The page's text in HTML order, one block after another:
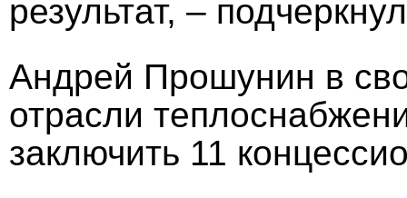
результат, –
Андрей Прошунин в
отрасли
заключить 11